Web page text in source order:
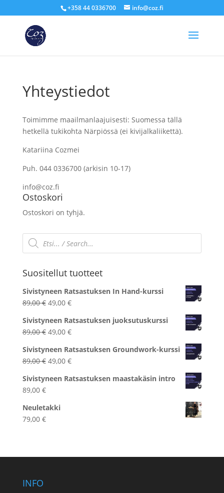
+358 44 0336700 info@coz.fi
Yhteystiedot
Toimimme maailmanlaajuisesti: Suomessa tällä
hetkellä tukikohta Närpiössä (ei kivijalkaliikettä).
Katariina Cozmei
Puh. 044 0336700 (arkisin 10-17)
info@coz.fi
Ostoskori
Ostoskori on tyhjä.
Products
search
Suositellut tuotteet
Sivistyneen Ratsastuksen In Hand-kurssi
89,00€ Alkuperäinen
oli:
89,00 €.
49,00 €Nykyinen
on:
49,00 €.
Sivistyneen Ratsastuksen juoksutuskurssi
89,00€ Alkuperäinen
oli:
89,00 €.
49,00 €Nykyinen
on:
49,00 €.
Sivistyneen Ratsastuksen Groundwork-kurssi
89,00€ Alkuperäinen
oli:
49,00 €Nykyinen
on:
Sivistyneen Ratsastuksen maastakäsin intro
89,00 €
Neuletakki
79,00 €
INFO